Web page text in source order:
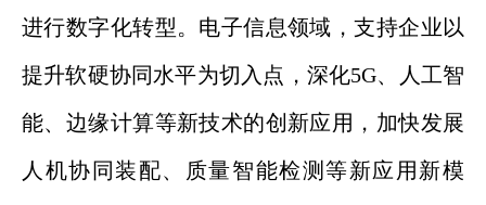
进行数字化转型。电子信息领域，支持企业以
提升软硬协同水平为切入点，深化5G、人工智
能、边缘计算等新技术的创新应用，加快发展
人机协同装配、质量智能检测等新应用新模